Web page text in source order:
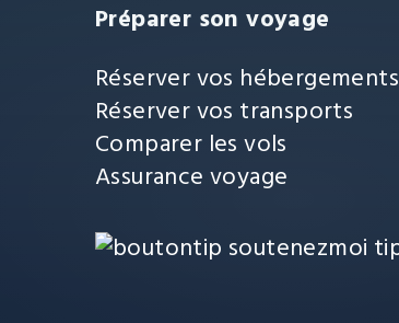
Préparer son voyage
Réserver vos hébergements
Réserver vos transports
Comparer les vols
Assurance voyage